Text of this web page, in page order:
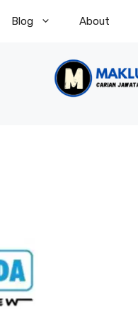
Blog About